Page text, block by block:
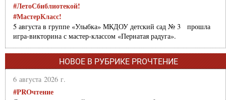
#ЛетоСбиблиотекой!
#МастерКласс!
5 августа в группе «Улыбка» МКДОУ детский сад № 3 прошла
игра-викторина с мастер-классом «Пернатая радуга».
НОВОЕ В РУБРИКЕ PROЧТЕНИЕ
6 августа 2026 г.
#PROчтение